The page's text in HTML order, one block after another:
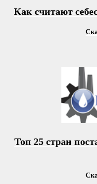
Как считают
Топ 25 стран